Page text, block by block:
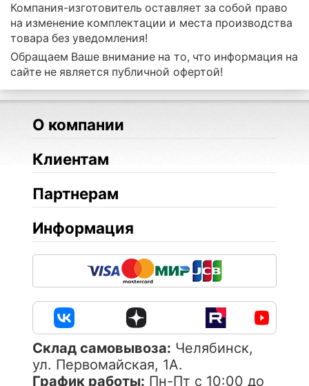
Компания-изготовитель оставляет за собой право
на изменение комплектации и места производства
товара без уведомления!
Обращаем Ваше внимание на то, что информация на
сайте не является публичной офертой!
О компании
Клиентам
Партнерам
Информация
Cклад самовывоза: Челябинск,
ул. Первомайская, 1А.
График работы: Пн-Пт с 10:00 до